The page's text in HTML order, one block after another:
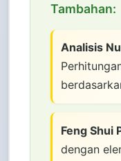
Tambahan:
Analisis
Feng Shui
dengan